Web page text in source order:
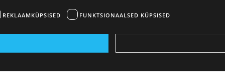
REKLAAMKÜPSISED FUNKTSIONAALSED KÜPSISED